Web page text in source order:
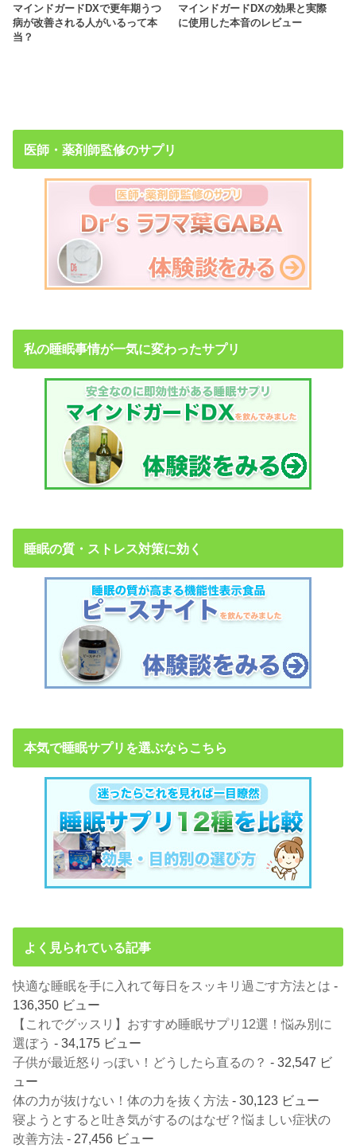
マインドガードDXで更年期うつ
病が改善される人がいるって本
当？
マインドガードDXの効果と実際
に使用した本音のレビュー
医師・薬剤師監修のサプリ
私の睡眠事情が一気に変わったサプリ
睡眠の質・ストレス対策に効く
本気で睡眠サプリを選ぶならこちら
よく見られている記事
快適な睡眠を手に入れて毎日をスッキリ過ごす方法とは -
136,350 ビュー
【これでグッスリ】おすすめ睡眠サプリ12選！悩み別に
選ぼう - 34,175 ビュー
子供が最近怒りっぽい！どうしたら直るの？ - 32,547 ビ
ュー
体の力が抜けない！体の力を抜く方法 - 30,123 ビュー
寝ようとすると吐き気がするのはなぜ？悩ましい症状の
改善方法 - 27,456 ビュー